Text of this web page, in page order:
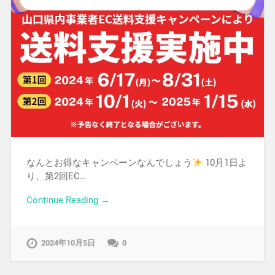
なんとお得なキャンペーンなんでしょう
10月1日よ
り、第2回EC…
Continue Reading →
2024年10月5日 0